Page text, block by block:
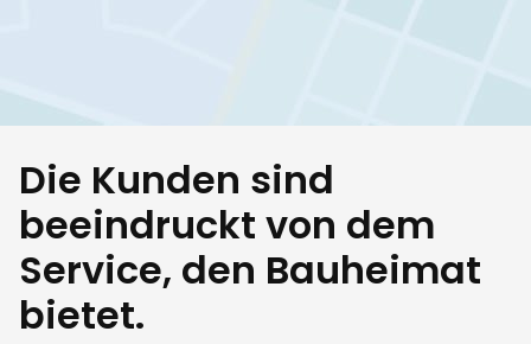
Die Kunden sind
beeindruckt von dem
Service, den Bauheimat
bietet.